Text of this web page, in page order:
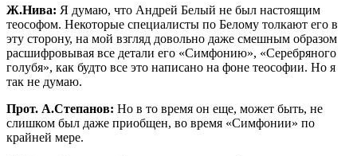
Ж.Нива: Я думаю, что Андрей Белый не был настоящим
теософом. Некоторые специалисты по Белому толкают его в
эту сторону, на мой взгляд довольно даже смешным образом
расшифровывая все детали его «Симфонию», «Серебряного
голубя», как будто все это написано на фоне теософии. Но я
так не думаю.
Прот. А.Степанов: Но в то время он еще, может быть, не
слишком был даже приобщен, во время «Симфонии» по
крайней мере.